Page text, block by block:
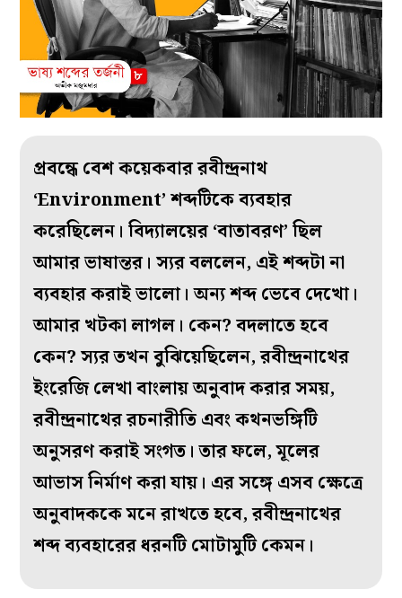
প্রবন্ধে বেশ কয়েকবার রবীন্দ্রনাথ
‘Environment’ শব্দটিকে ব‌্যবহার
করেছিলেন। বিদ‌্যালয়ের ‘বাতাবরণ’ ছিল
আমার ভাষান্তর। স‌্যর বললেন, এই শব্দটা না
ব‌্যবহার করাই ভালো। অন‌্য শব্দ ভেবে দেখো।
আমার খটকা লাগল। কেন? বদলাতে হবে
কেন? স‌্যর তখন বুঝিয়েছিলেন, রবীন্দ্রনাথের
ইংরেজি লেখা বাংলায় অনুবাদ করার সময়,
রবীন্দ্রনাথের রচনারীতি এবং কথনভঙ্গিটি
অনুসরণ করাই সংগত। তার ফলে, মূলের
আভাস নির্মাণ করা যায়। এর সঙ্গে এসব ক্ষেত্রে
অনুবাদককে মনে রাখতে হবে, রবীন্দ্রনাথের
শব্দ ব‌্যবহারের ধরনটি মোটামুটি কেমন।